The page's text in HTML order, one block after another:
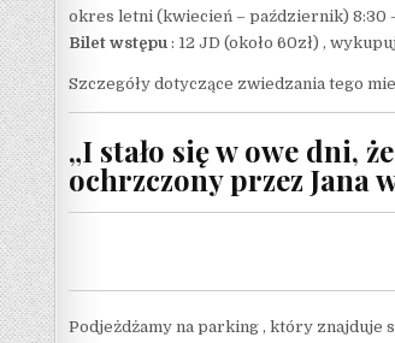
okres letni (kwiecień – październik) 8:30
Bilet wstępu : 12 JD (około 60zł) ,
Szczegóły dotyczące zwiedzania tego
„I stało się w owe dni,
ochrzczony przez Jana
Podjeżdżamy na parking , który znajduje